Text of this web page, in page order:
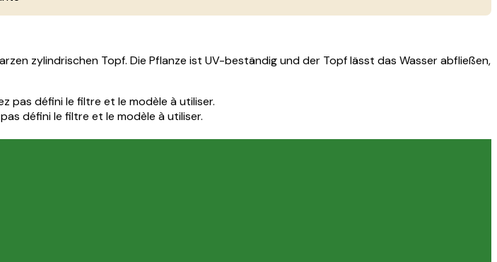
zylindrischen Topf. Die Pflanze ist UV-beständig und der Topf lässt das Wasser abfließen,
pas défini le filtre et le modèle à utiliser.
défini le filtre et le modèle à utiliser.